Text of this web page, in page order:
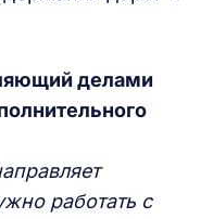
делами
работать с